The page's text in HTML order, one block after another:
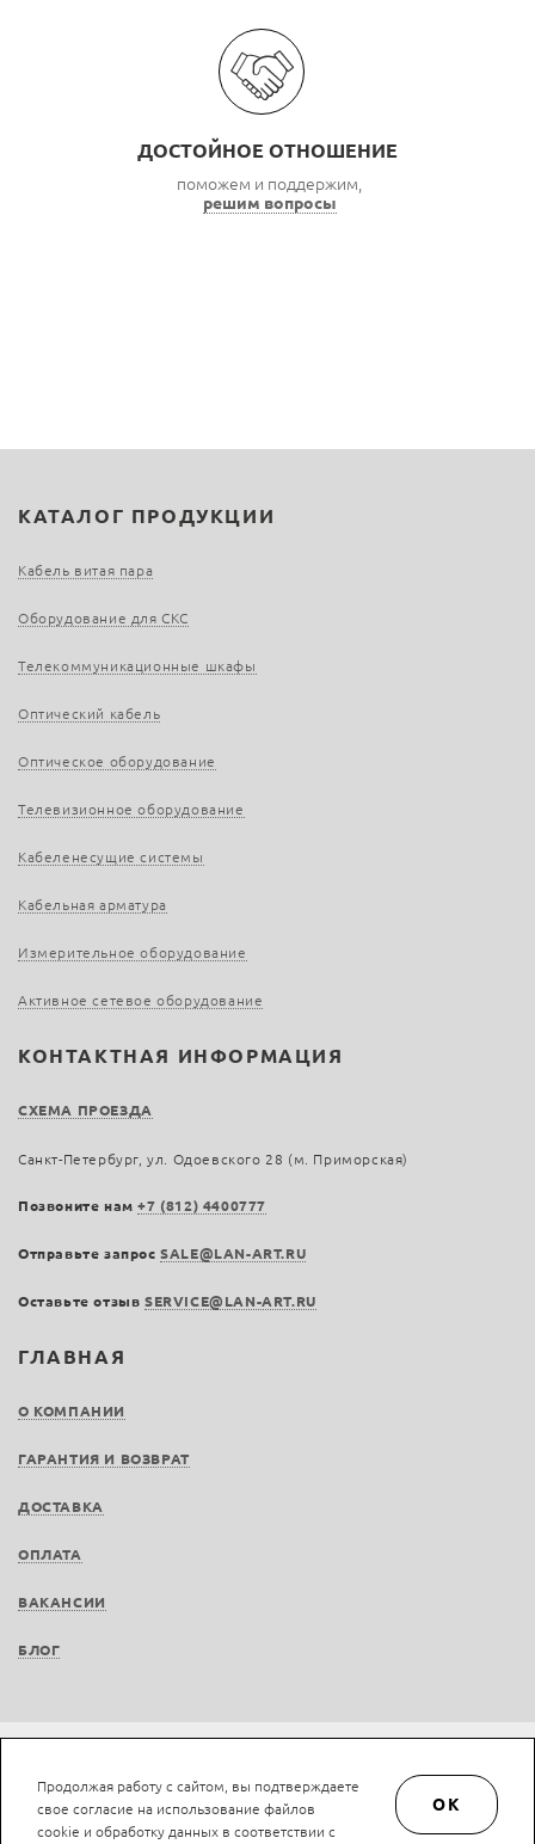
ДОСТОЙНОЕ ОТНОШЕНИЕ
поможем и поддержим,
решим вопросы
ГЛАВНАЯ
О КОМПАНИИ
ГАРАНТИЯ И ВОЗВРАТ
ДОСТАВКА
ОПЛАТА
ВАКАНСИИ
БЛОГ
КАТАЛОГ ПРОДУКЦИИ
Кабель витая пара
Оборудование для СКС
Телекоммуникационные шкафы
Оптический кабель
Оптическое оборудование
Телевизионное оборудование
Кабеленесущие системы
Кабельная арматура
Измерительное оборудование
Активное сетевое оборудование
КОНТАКТНАЯ ИНФОРМАЦИЯ
СХЕМА ПРОЕЗДА
Санкт-Петербург, ул. Одоевского 28 (м. Приморская)
Позвоните нам+7 (812) 4400777
Отправьте запросSALE@LAN-ART.RU
Оставьте отзыв SERVICE@LAN-ART.RU
Положение об обработке и защите персональных данных.
Продолжая работу с сайтом, вы подтверждаете
свое согласие на использование файлов
cookie и обработку данных в соответствии с
OK